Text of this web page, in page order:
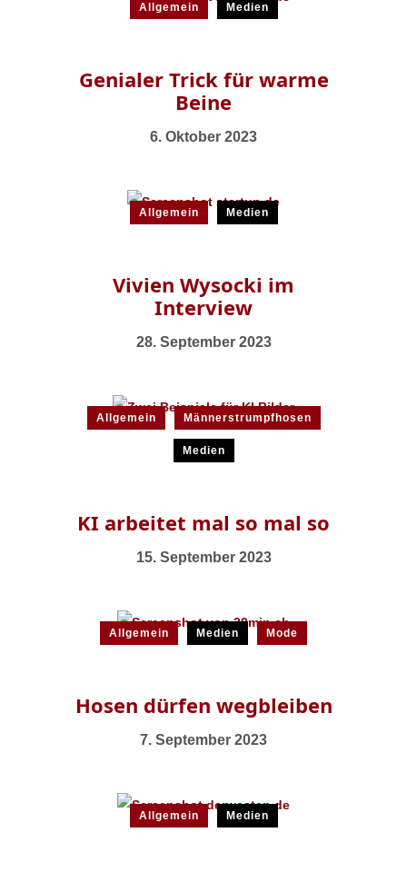
Allgemein Medien
Genialer Trick für warme
Beine
6. Oktober 2023
Allgemein Medien
Vivien Wysocki im
Interview
28. September 2023
Allgemein Männerstrumpfhosen
Medien
KI arbeitet mal so mal so
15. September 2023
Allgemein Medien Mode
Hosen dürfen wegbleiben
7. September 2023
Allgemein Medien